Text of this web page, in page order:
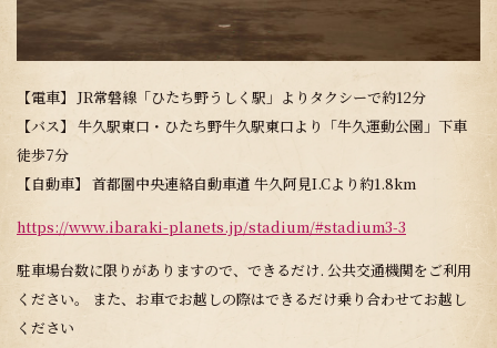
【電車】 JR常磐線「ひたち野うしく駅」よりタクシーで約12分
【バス】 牛久駅東口・ひたち野牛久駅東口より「牛久運動公園」下車
徒歩7分
【自動車】 首都圏中央連絡自動車道 牛久阿見I.Cより約1.8km
https://www.ibaraki-planets.jp/stadium/#stadium3-3
駐車場台数に限りがありますので、できるだけ. 公共交通機関をご利用
ください。 また、お車でお越しの際はできるだけ乗り合わせてお越し
ください